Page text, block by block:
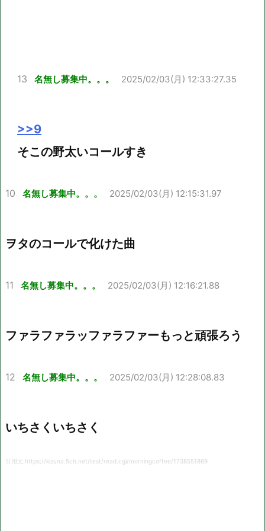
13 名無し募集中。。。 2025/02/03(月) 12:33:27.35
>>9
そこの野太いコールすき
10 名無し募集中。。。 2025/02/03(月) 12:15:31.97
ヲタのコールで化けた曲
11 名無し募集中。。。 2025/02/03(月) 12:16:21.88
ファラファラッファラファーもっと頑張ろう
12 名無し募集中。。。 2025/02/03(月) 12:28:08.83
いちさくいちさく
引用元:https://kizuna.5ch.net/test/read.cgi/morningcoffee/1738551869